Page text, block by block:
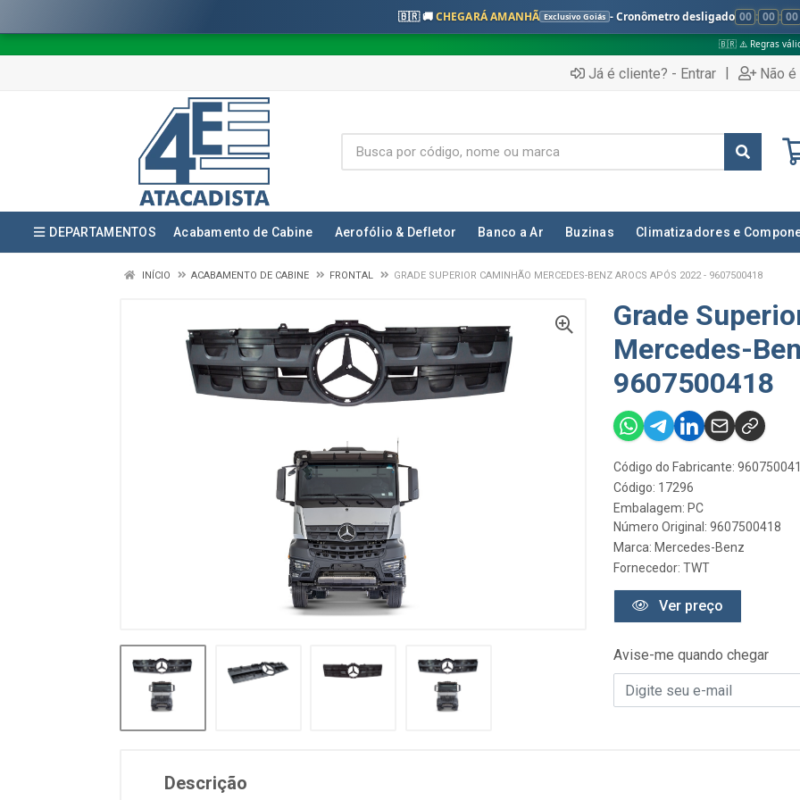
🇧🇷 🚚CHEGARÁ AMANHÃ Exclusivo Goiás - Cronômetro desligado 00 : 00 : 00
🇧🇷 ⚠️ Regras válidas apenas para:
Já é cliente? - Entrar | Não
DEPARTAMENTOS Acabamento de Cabine Aerofólio & Defletor Banco a Ar Buzinas Climatizadores e
INÍCIO ACABAMENTO DE CABINE FRONTAL GRADE SUPERIOR CAMINHÃO MERCEDES-BENZ AROCS APÓS 2022 - 9607500418
Grade
Mercedes-
9607500418
Código do Fabricante:
Código: 17296
Embalagem: PC
Número Original: 9607500418
Marca: Mercedes-Benz
Fornecedor: TWT
Ver preço
Avise-me quando chegar
Descrição